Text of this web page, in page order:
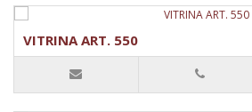
VITRINA ART. 550